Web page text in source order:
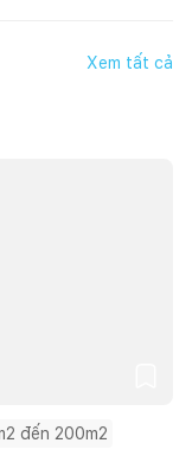
Xem tất cả
đến 200m2